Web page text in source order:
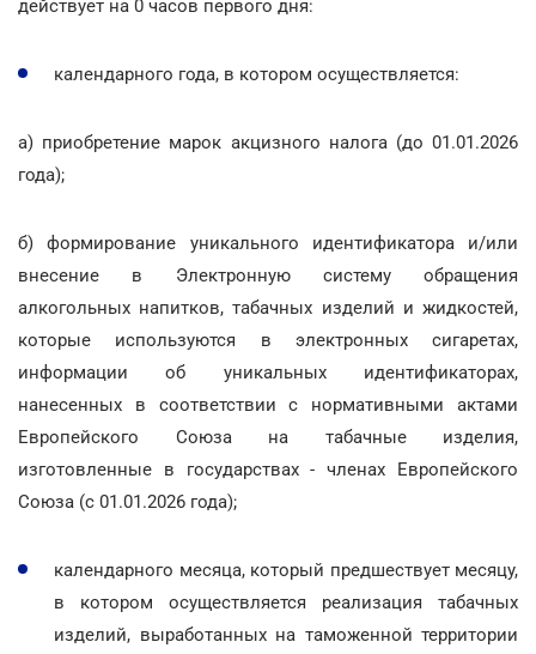
действует на 0 часов первого дня:
календарного года, в котором осуществляется:
а) приобретение марок акцизного налога (до 01.01.2026
года);
б) формирование уникального идентификатора и/или
внесение в Электронную систему обращения
алкогольных напитков, табачных изделий и жидкостей,
которые используются в электронных сигаретах,
информации об уникальных идентификаторах,
нанесенных в соответствии с нормативными актами
Европейского Союза на табачные изделия,
изготовленные в государствах - членах Европейского
Союза (с 01.01.2026 года);
календарного месяца, который предшествует месяцу,
в котором осуществляется реализация табачных
изделий, выработанных на таможенной территории